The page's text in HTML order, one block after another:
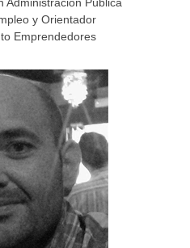
Administración Pública
y Orientador
Emprendedores